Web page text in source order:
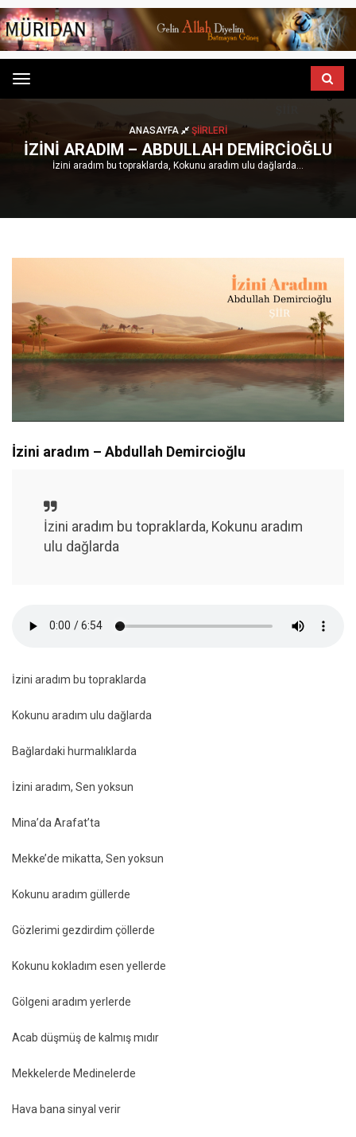
Menu
ANASAYFA ŞIIRLERI
İZINI ARADIM – ABDULLAH DEMIRCIOĞLU
İzini aradım bu topraklarda, Kokunu aradım ulu dağlarda...
İzini aradım – Abdullah Demircioğlu
İzini aradım bu topraklarda, Kokunu aradım
ulu dağlarda
İzini aradım bu topraklarda
Kokunu aradım ulu dağlarda
Bağlardaki hurmalıklarda
İzini aradım, Sen yoksun
Mina’da Arafat’ta
Mekke’de mikatta, Sen yoksun
Kokunu aradım güllerde
Gözlerimi gezdirdim çöllerde
Kokunu kokladım esen yellerde
Gölgeni aradım yerlerde
Acab düşmüş de kalmış mıdır
Mekkelerde Medinelerde
Hava bana sinyal verir